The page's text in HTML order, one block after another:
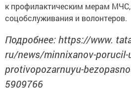
к профилактическим мерам МЧС,
соцобслуживания и волонтеров.
Подробнее: https://www.
ru/news/minnixanov-
protivopozarnuyu-
5909766